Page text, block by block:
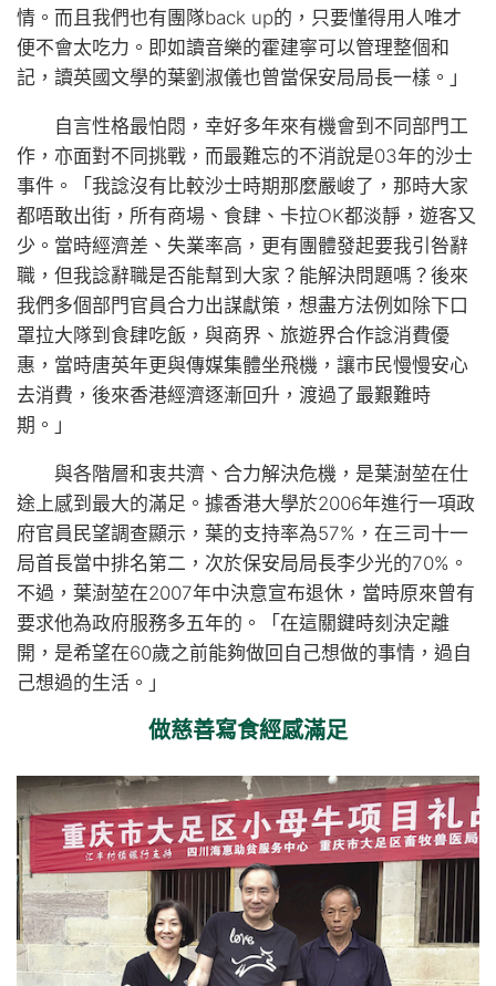
情。而且我們也有團隊back up的，只要懂得用人唯才
便不會太吃力。即如讀音樂的霍建寧可以管理整個和
記，讀英國文學的葉劉淑儀也曾當保安局局長一樣。」
自言性格最怕悶，幸好多年來有機會到不同部門工
作，亦面對不同挑戰，而最難忘的不消說是03年的沙士
事件。「我諗沒有比較沙士時期那麼嚴峻了，那時大家
都唔敢出街，所有商場、食肆、卡拉OK都淡靜，遊客又
少。當時經濟差、失業率高，更有團體發起要我引咎辭
職，但我諗辭職是否能幫到大家？能解決問題嗎？後來
我們多個部門官員合力出謀獻策，想盡方法例如除下口
罩拉大隊到食肆吃飯，與商界、旅遊界合作諗消費優
惠，當時唐英年更與傳媒集體坐飛機，讓市民慢慢安心
去消費，後來香港經濟逐漸回升，渡過了最艱難時
期。」
與各階層和衷共濟、合力解決危機，是葉澍堃在仕
途上感到最大的滿足。據香港大學於2006年進行一項政
府官員民望調查顯示，葉的支持率為57%，在三司十一
局首長當中排名第二，次於保安局局長李少光的70%。
不過，葉澍堃在2007年中決意宣布退休，當時原來曾有
要求他為政府服務多五年的。「在這關鍵時刻決定離
開，是希望在60歲之前能夠做回自己想做的事情，過自
己想過的生活。」
做慈善寫食經感滿足